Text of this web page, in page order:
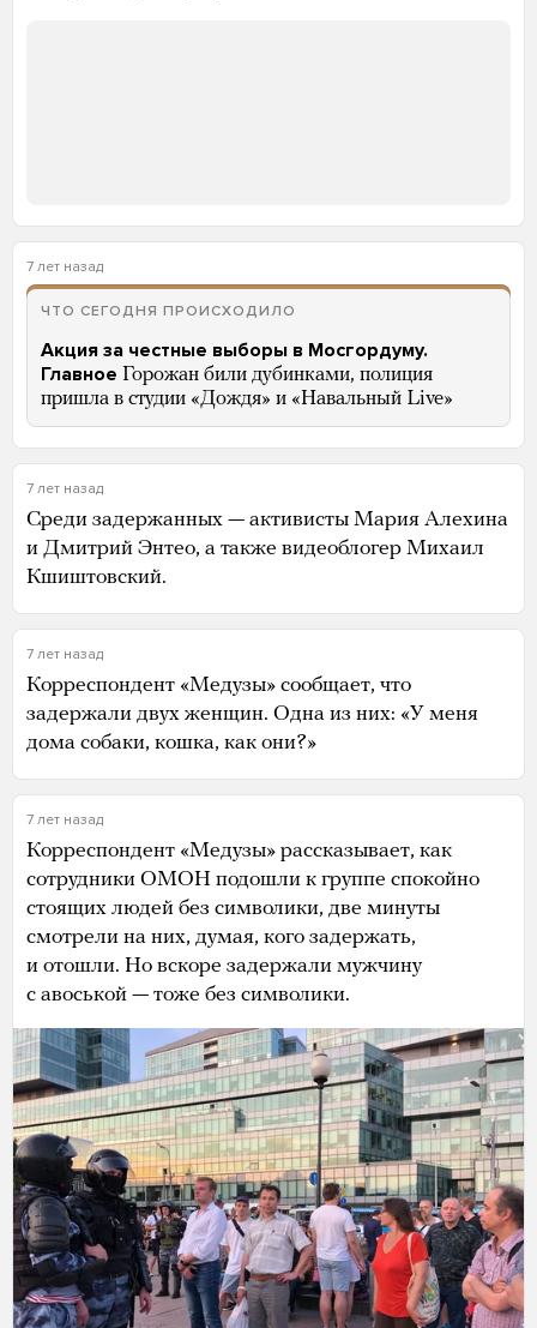
7 лет назад
ЧТО СЕГОДНЯ ПРОИСХОДИЛО
Акция за честные выборы в Мосгордуму.
Главное Горожан били дубинками, полиция
пришла в студии «Дождя» и «Навальный Live»
7 лет назад
Среди задержанных — активисты Мария Алехина
и Дмитрий Энтео, а также видеоблогер Михаил
Кшиштовский.
7 лет назад
Корреспондент «Медузы» сообщает, что
задержали двух женщин. Одна из них: «У меня
дома собаки, кошка, как они?»
7 лет назад
Корреспондент «Медузы» рассказывает, как
сотрудники ОМОН подошли к группе спокойно
стоящих людей без символики, две минуты
смотрели на них, думая, кого задержать,
и отошли. Но вскоре задержали мужчину
с авоськой — тоже без символики.